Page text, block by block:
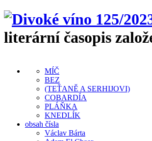
literární časopis
MÍČ
BEZ
(TEŤANĚ A SERHIJOVI)
COBARDÍA
PLÁŇKA
KNEDLÍK
obsah čísla
Václav Bárta